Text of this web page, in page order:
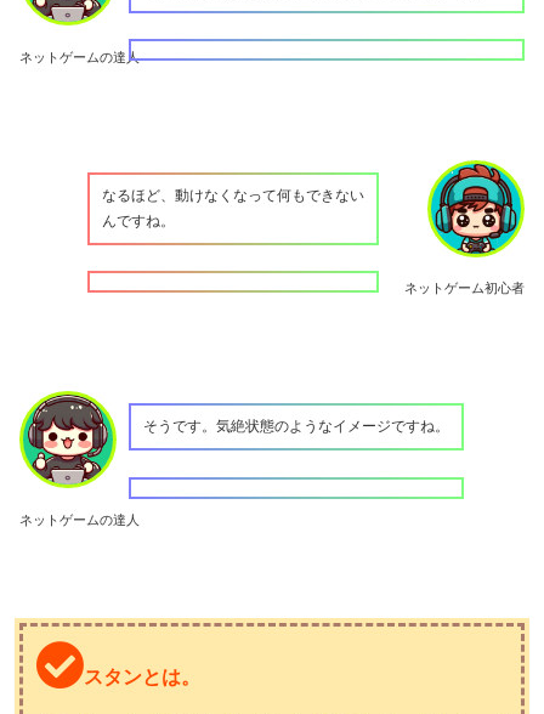
ネットゲームの達人
ネットゲーム初心者
なるほど、動けなくなって何もできない
んですね。
ネットゲームの達人
そうです。気絶状態のようなイメージですね。
スタンとは。